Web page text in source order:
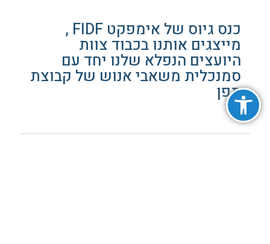
פתח סרגל נגישות
כנס גיוס של אימפקט FIDF ,
מייצגים אותנו בכבוד צוות
היועצים הנפלא שלנו יחד עם
סמנכלית משאבי אנוש של קבוצת
תפן